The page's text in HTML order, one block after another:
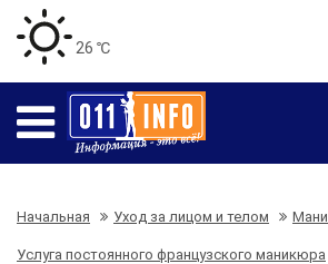
26 ℃
Начальная Уход за лицом и телом
Услуга постоянного французского маникюра